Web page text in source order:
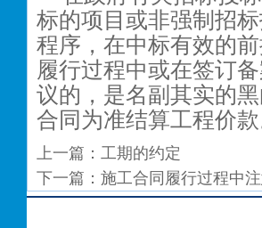
标的项目或非强制招
程序，在中标有效的
履行过程中或在签订
议的，是名副其实的
合同为准结算工程价款
上一篇： 工期的约定
下一篇： 施工合同履行过程中